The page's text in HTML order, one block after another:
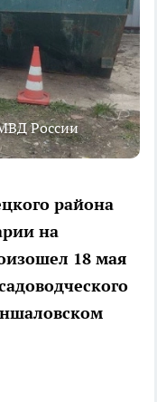
России
района
на
18 мая